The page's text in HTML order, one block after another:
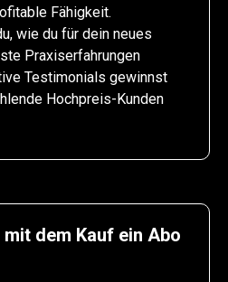
Fähigkeit.
wie du für dein neues
Praxiserfahrungen
Testimonials gewinnst
Hochpreis-Kunden
dem Kauf ein Abo